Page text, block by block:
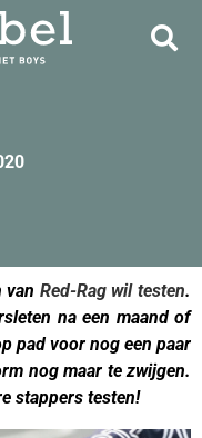
van Red-Rag wil testen.
na een maand of
pad voor nog een paar
nog maar te zwijgen.
stappers testen!